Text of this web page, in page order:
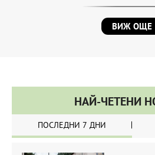
ВИЖ ОЩЕ
НАЙ-ЧЕТЕНИ
ПОСЛЕДНИ 7 ДНИ